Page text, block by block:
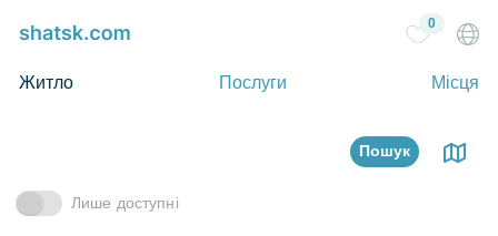
Житло Послуги Місця
0
Пошук
Лише доступні